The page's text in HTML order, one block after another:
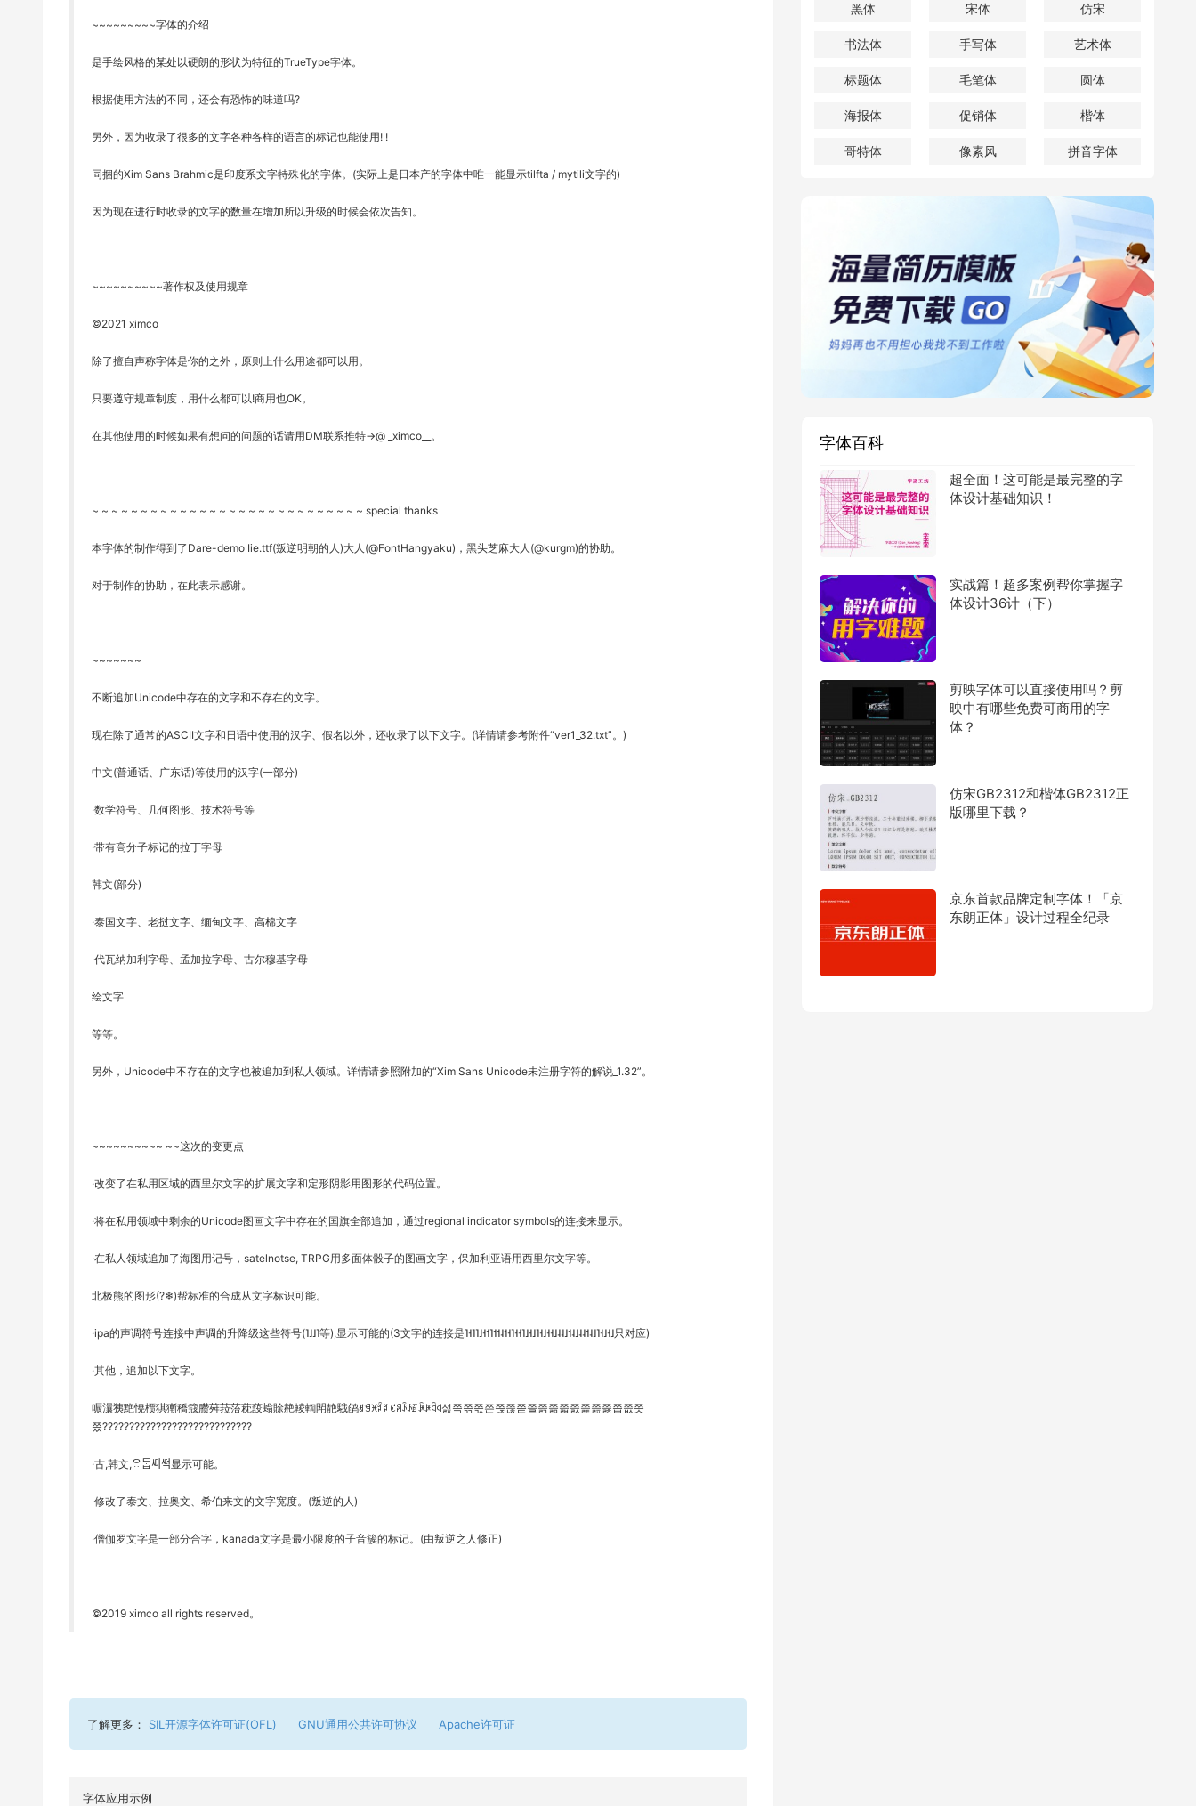
~~~~~~~~~字体的介绍
是手绘风格的某处以硬朗的形状为特征的TrueType字体。
根据使用方法的不同，还会有恐怖的味道吗?
另外，因为收录了很多的文字各种各样的语言的标记也能使用! !
同捆的Xim Sans Brahmic是印度系文字特殊化的字体。(实际上是日本产的字体中唯一能显示tilfta / mytili文字的)
因为现在进行时收录的文字的数量在增加所以升级的时候会依次告知。
~~~~~~~~~~著作权及使用规章
©2021 ximco
除了擅自声称字体是你的之外，原则上什么用途都可以用。
只要遵守规章制度，用什么都可以!商用也OK。
在其他使用的时候如果有想问的问题的话请用DM联系推特→@ _ximco__。
~ ~ ~ ~ ~ ~ ~ ~ ~ ~ ~ ~ ~ ~ ~ ~ ~ ~ ~ ~ ~ ~ ~ ~ ~ ~ ~ ~ special thanks
本字体的制作得到了Dare-demo Iie.ttf(叛逆明朝的人)大人(@FontHangyaku)，黑头芝麻大人(@kurgm)的协助。
对于制作的协助，在此表示感谢。
~~~~~~~
不断追加Unicode中存在的文字和不存在的文字。
现在除了通常的ASCII文字和日语中使用的汉字、假名以外，还收录了以下文字。(详情请参考附件“ver1_32.txt”。)
中文(普通话、广东话)等使用的汉字(一部分)
·数学符号、几何图形、技术符号等
·带有高分子标记的拉丁字母
韩文(部分)
·泰国文字、老挝文字、缅甸文字、高棉文字
·代瓦纳加利字母、孟加拉字母、古尔穆基字母
绘文字
等等。
另外，Unicode中不存在的文字也被追加到私人领域。详情请参照附加的“Xim Sans Unicode未注册字符的解说_1.32”。
~~~~~~~~~~ ~~这次的变更点
·改变了在私用区域的西里尔文字的扩展文字和定形阴影用图形的代码位置。
·将在私用领域中剩余的Unicode图画文字中存在的国旗全部追加，通过regional indicator symbols的连接来显示。
·在私人领域追加了海图用记号，satelnotse, TRPG用多面体骰子的图画文字，保加利亚语用西里尔文字等。
北极熊的图形(?‍❄)帮标准的合成从文字标识可能。
·ipa的声调符号连接中声调的升降级这些符号(˥˩˩˥等),显示可能的(3文字的连接是˥˧˥˥˩˧˦˥˦˦˨˦˧˥˧˧˥˩˧˩˥˧˩˧˧˩˨˨˩˦˨˩˨˨˦˨˩˥˧˩˧˩只对应)
·其他，追加以下文字。
㖘㶞㹫䵥憢槚猉獑穚簆臜荈菈菭萙蔎螉賖赩輘輷閗靘騀鹐ꀵꁅꁝꄁꄂꊐꋪꌹꌺꏣꐁꐂꒈꒉ섪쯕쯖쯗쯘쯙쯚쯛쯜쯝쯞쯟쯠쯡쯢쯣쯥쯦쯧
쯨????????????????????????????
·古,韩文,ᄋᆢᄃᆞᆸᄯᅥᄯᅥᆨ显示可能。
·修改了泰文、拉奥文、希伯来文的文字宽度。(叛逆的人)
·僧伽罗文字是一部分合字，kanada文字是最小限度的子音簇的标记。(由叛逆之人修正)
©2019 ximco all rights reserved。
了解更多： SIL开源字体许可证(OFL) GNU通用公共许可协议 Apache许可证
字体应用示例
黑体 宋体 仿宋
书法体 手写体 艺术体
标题体 毛笔体 圆体
海报体 促销体 楷体
哥特体 像素风 拼音字体
字体百科
超全面！这可能是最完整的字
体设计基础知识！
实战篇！超多案例帮你掌握字
体设计36计（下）
剪映字体可以直接使用吗？剪
映中有哪些免费可商用的字
体？
仿宋GB2312和楷体GB2312正
版哪里下载？
京东首款品牌定制字体！「京
东朗正体」设计过程全纪录